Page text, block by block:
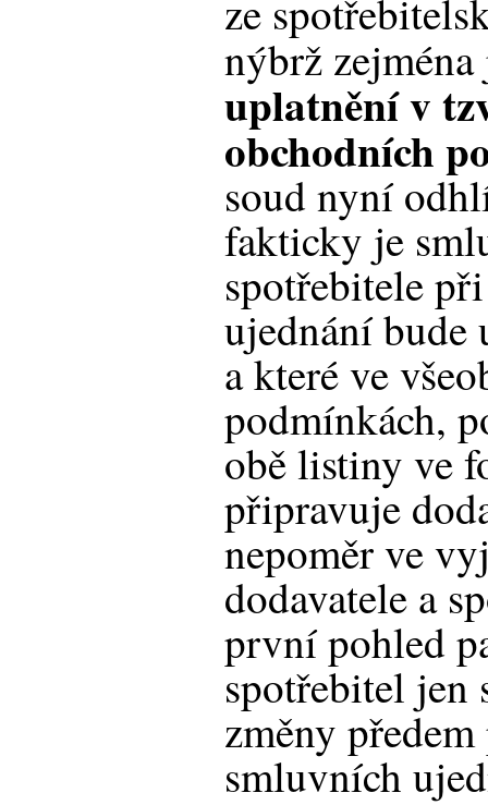
ze
nýbrž
uplatnění v
obchodních
soud nyní
fakticky je
spotřebitele
ujednání bude
a které ve
podmínkách,
obě listiny ve
připravuje
nepoměr ve
dodavatele a
první pohled
spotřebitel jen
změny
smluvních